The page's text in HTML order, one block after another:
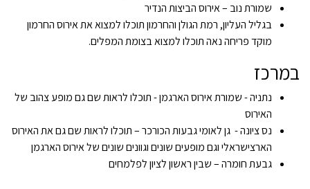
שמורת נוב – אירוס הביצות הנדיר
בגליל העליון, רמת הגולן והחרמון תוכלו למצוא את אירוס החרמון
מוקד פריחה נאה תוכלו למצוא בצומת המפלים.
במרכז
נתניה - שמורת אירוס הארגמן - תוכלו לראות שם גם מופע צהוב של
האירוס
נס ציונה - גן לאומי גבעות הכורכר – תוכלו לראות שם גם את האירוס
הארצישראלי וגם מופעים שונים וגוונים שונים של אירוס הארגמן
גבעת חומרה – שבין ראשון לציון לפלמחים